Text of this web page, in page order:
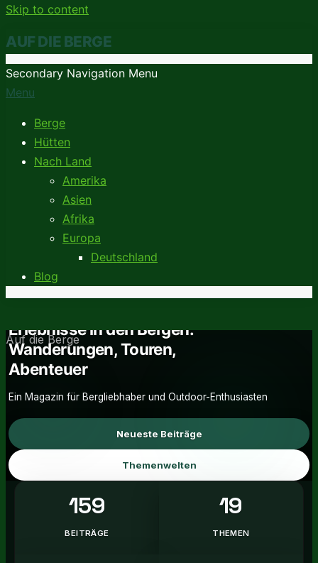
Skip to content
AUF DIE BERGE
Secondary Navigation Menu
Menu
Berge
Hütten
Nach Land
Amerika
Asien
Afrika
Europa
Deutschland
Blog
Erlebnisse in den Bergen:
Wanderungen, Touren,
Abenteuer
Ein Magazin für Bergliebhaber und Outdoor-Enthusiasten
Neueste Beiträge
Themenwelten
159
BEITRÄGE
19
THEMEN